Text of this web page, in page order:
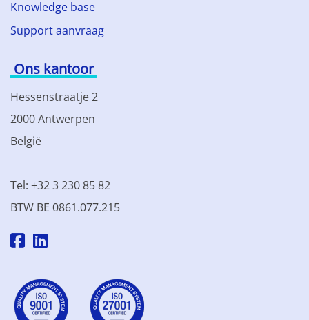
Knowledge base
Support aanvraag
Ons kantoor
Hessenstraatje 2
2000 Antwerpen
België
Tel: +32 3 230 85 82
BTW BE 0861.077.215